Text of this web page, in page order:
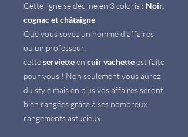
Cette ligne se décline en 3 coloris : Noir,
cognac et châtaigne
Que vous soyez un homme d’affaires
ou un professeur,
cetteservietteen cuir vachetteest faite
pour vous ! Non seulement vous aurez
du style mais en plus vos affaires seront
bien rangées grâce à ses nombreux
rangements astucieux.